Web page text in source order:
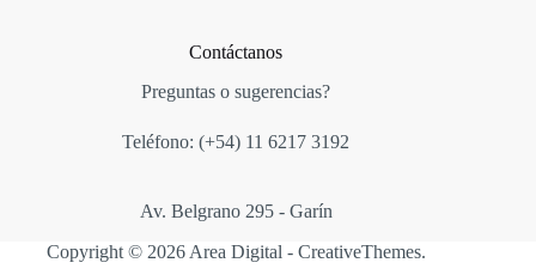
Contáctanos
Preguntas o sugerencias?
Teléfono: (+54) 11 6217 3192
Av. Belgrano 295 - Garín
Copyright © 2026 Area Digital - CreativeThemes.